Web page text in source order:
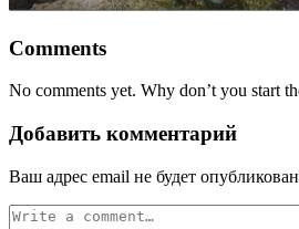
Comments
No comments yet. Why don’t you start
Добавить комментарий
Ваш адрес email не будет